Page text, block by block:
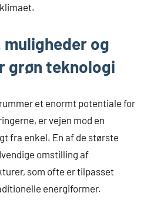
og
grøn teknologi
et enormt potentiale for
er vejen mod en
fra enkel. En af de største
omstilling af
som ofte er tilpasset
energiformer.